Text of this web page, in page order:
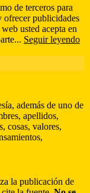
de terceros para
ofrecer publicidades
usted acepta en
Seguir leyendo
además de uno de
apellidos,
cosas, valores,
la publicación de